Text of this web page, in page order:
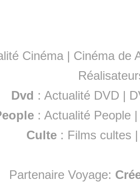
Cinéma | Cinéma de
Dvd : Actualité DVD |
:Actualité People
Culte : Films cultes
Partenaire Voyage: